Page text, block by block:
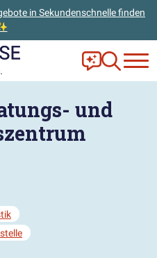
in Sekundenschnelle finden
Frag Ella!
Zur
und